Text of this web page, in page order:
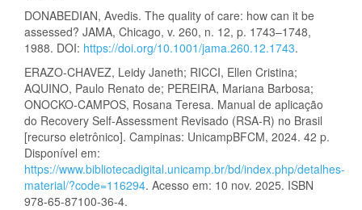
DONABEDIAN, Avedis. The quality of care: how can it be
assessed? JAMA, Chicago, v. 260, n. 12, p. 1743–1748,
1988. DOI: https://doi.org/10.1001/jama.260.12.1743.
ERAZO-CHAVEZ, Leidy Janeth; RICCI, Ellen Cristina;
AQUINO, Paulo Renato de; PEREIRA, Mariana Barbosa;
ONOCKO-CAMPOS, Rosana Teresa. Manual de aplicação
do Recovery Self-Assessment Revisado (RSA-R) no Brasil
[recurso eletrônico]. Campinas: UnicampBFCM, 2024. 42 p.
Disponível em:
https://www.bibliotecadigital.unicamp.br/bd/index.php/detalhes-
material/?code=116294. Acesso em: 10 nov. 2025. ISBN
978-65-87100-36-4.